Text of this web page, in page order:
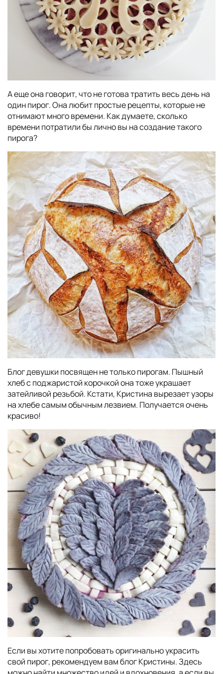
А еще она говорит, что не готова тратить весь день на
один пирог. Она любит простые рецепты, которые не
отнимают много времени. Как думаете, сколько
времени потратили бы лично вы на создание такого
пирога?
Блог девушки посвящен не только пирогам. Пышный
хлеб с поджаристой корочкой она тоже украшает
затейливой резьбой. Кстати, Кристина вырезает узоры
на хлебе самым обычным лезвием. Получается очень
красиво!
Если вы хотите попробовать оригинально украсить
свой пирог, рекомендуем вам блог Кристины. Здесь